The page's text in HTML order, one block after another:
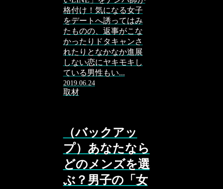
格付け！気になる女子
をデートへ誘ってはみ
たものの、返事がこな
かったりドタキャンさ
れたりとなかなか進展
しない恋にヤキモキし
ている男性もい...
2019.06.24
取材
（バックアッ
プ）あなたなら
どのメンズを選
ぶ？男子の「女